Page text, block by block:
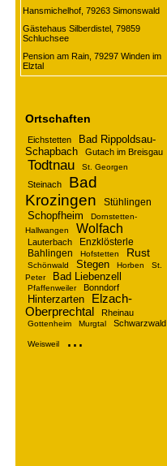
Hansmichelhof, 79263 Simonswald
Gästehaus Silberdistel, 79859
Schluchsee
Pension am Rain, 79297 Winden im
Elztal
Ortschaften
Eichstetten
Bad Rippoldsau-
Schapbach
Gutach im Breisgau
Todtnau St. Georgen
Steinach
Bad
Krozingen
Stühlingen
Schopfheim
Dornstetten-
Hallwangen
Wolfach
Lauterbach Enzklösterle
Bahlingen Hofstetten Rust
Schönwald Stegen Horben
St.
Peter
Bad Liebenzell
Pfaffenweiler Bonndorf
Hinterzarten
Elzach-
Oberprechtal
Rheinau
Gottenheim Murgtal Schwarzwald
Weisweil ...